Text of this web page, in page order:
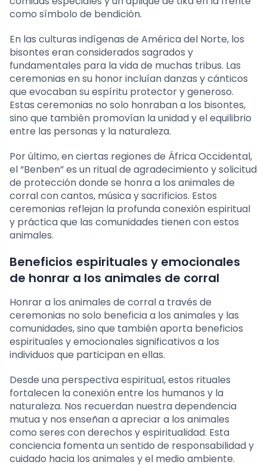
como símbolo de bendición.
En las culturas indígenas de América del Norte, los
bisontes eran considerados sagrados y
fundamentales para la vida de muchas tribus. Las
ceremonias en su honor incluían danzas y cánticos
que evocaban su espíritu protector y generoso.
Estas ceremonias no solo honraban a los bisontes,
sino que también promovían la unidad y el equilibrio
entre las personas y la naturaleza.
Por último, en ciertas regiones de África Occidental,
el “Benben” es un ritual de agradecimiento y solicitud
de protección donde se honra a los animales de
corral con cantos, música y sacrificios. Estos
ceremonias reflejan la profunda conexión espiritual
y práctica que las comunidades tienen con estos
animales.
Beneficios espirituales y emocionales
de honrar a los animales de corral
Honrar a los animales de corral a través de
ceremonias no solo beneficia a los animales y las
comunidades, sino que también aporta beneficios
espirituales y emocionales significativos a los
individuos que participan en ellas.
Desde una perspectiva espiritual, estos rituales
fortalecen la conexión entre los humanos y la
naturaleza. Nos recuerdan nuestra dependencia
mutua y nos enseñan a apreciar a los animales
como seres con derechos y espiritualidad. Esta
conciencia fomenta un sentido de responsabilidad y
cuidado hacia los animales y el medio ambiente.